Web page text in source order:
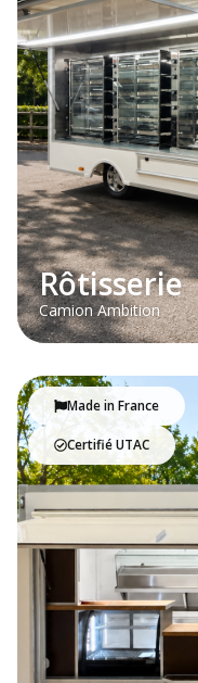
Rôtisserie
Camion Ambition
Made in France
Certifié UTAC